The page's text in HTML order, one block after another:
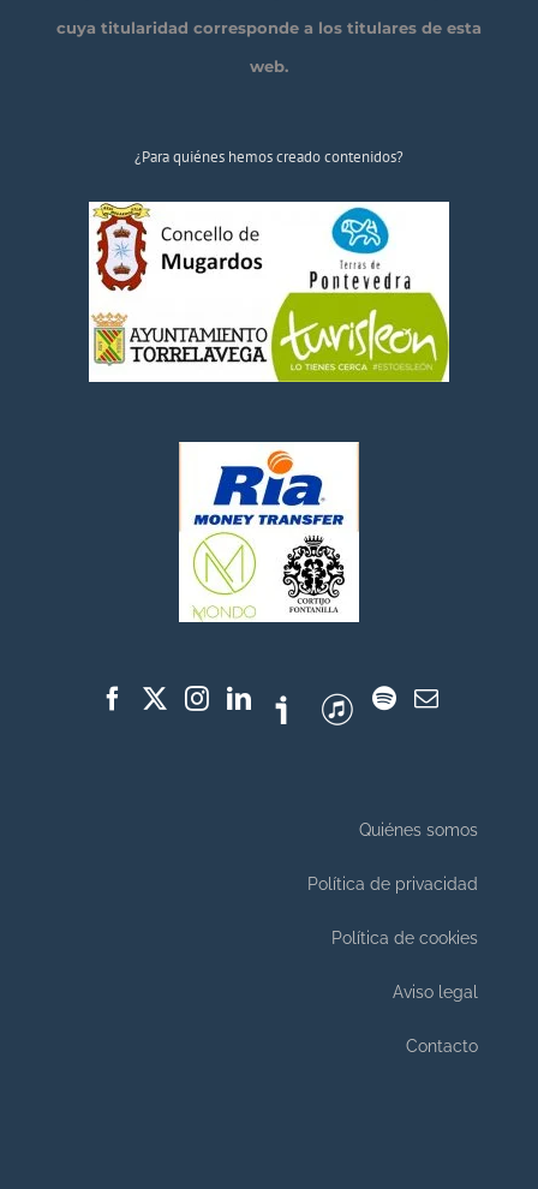
cuya titularidad corresponde a los titulares de esta
web.
¿Para quiénes hemos creado contenidos?
Quiénes somos
Política de privacidad
Política de cookies
Aviso legal
Contacto